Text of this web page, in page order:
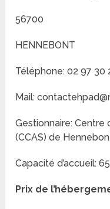
56700
HENNEBONT
Téléphone: 02 97 30
Mail:
Gestionnaire: Centre
(CCAS) de
Capacité d’accueil: 65
Prix de